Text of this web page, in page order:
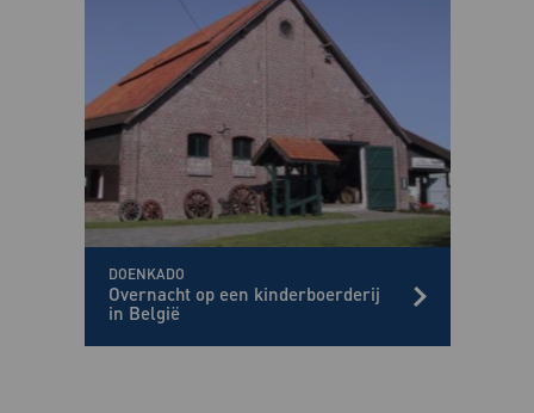
DOENKADO
Overnacht op een kinderboerderij
in België